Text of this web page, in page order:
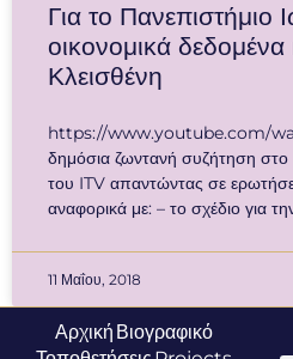
Για το Πανεπιστήμιο
οικονομικά δεδομένα
Κλεισθένη
https://www.youtube.com/
δημόσια ζωντανή συζήτηση στο
του ITV απαντώντας σε
αναφορικά με: – το σχέδιο για
11 Μαΐου, 2018
Αρχική Βιογραφικό